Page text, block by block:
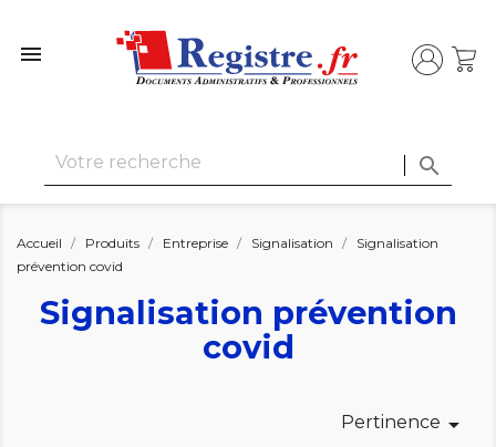


Accueil Produits Entreprise Signalisation
Signalisation
prévention covid
Signalisation prévention
covid
Pertinence 